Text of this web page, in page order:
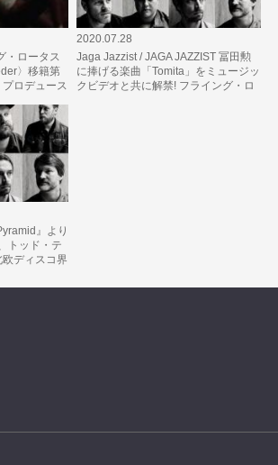
・ロータス
〉移籍第
ロデュース
2020.07.28
Jaga Jazzist / JAGA JAZZIST 冨田勲
に捧げる楽曲「Tomita」をミュージッ
クビデオと共に解禁! フライング・ロ
』より
トッド・テ
ディスコ界